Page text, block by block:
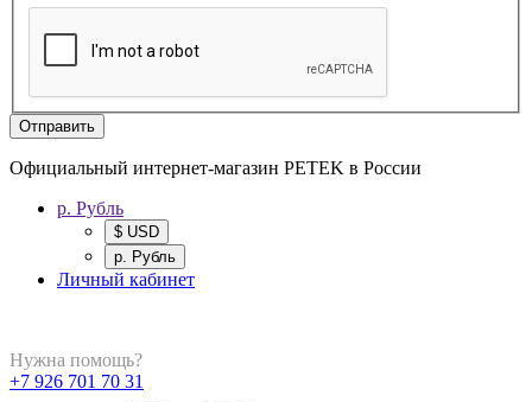
Отправить
Официальный интернет-магазин PETEK в России
р. Рубль
$ USD
р. Рубль
Личный кабинет
Нужна помощь?
+7 926 701 70 31